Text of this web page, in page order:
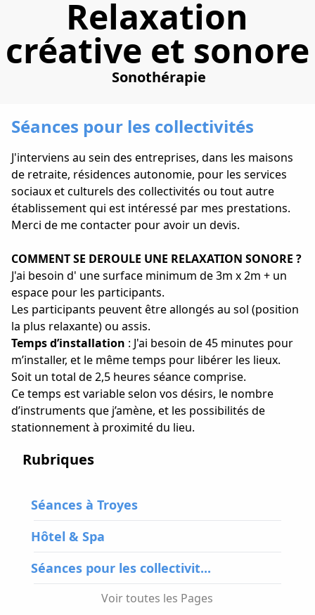
Relaxation
créative et sonore
Sonothérapie
Séances pour les collectivités
J'interviens au sein des entreprises, dans les maisons
de retraite, résidences autonomie, pour les services
sociaux et culturels des collectivités ou tout autre
établissement qui est intéressé par mes prestations.
Merci de me contacter pour avoir un devis.
COMMENT SE DEROULE UNE RELAXATION SONORE ?
J'ai besoin d' une surface minimum de 3m x 2m + un
espace pour les participants.
Les participants peuvent être allongés au sol (position
la plus relaxante) ou assis.
Temps d’installation : J'ai besoin de 45 minutes pour
m’installer, et le même temps pour libérer les lieux.
Soit un total de 2,5 heures séance comprise.
Ce temps est variable selon vos désirs, le nombre
d’instruments que j’amène, et les possibilités de
stationnement à proximité du lieu.
Rubriques
Séances à Troyes
Hôtel & Spa
Séances pour les collectivit...
Voir toutes les Pages